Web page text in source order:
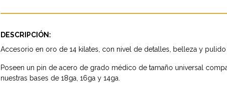
DESCRIPCIÓN:
Accesorio en oro de 14 kilates, con nivel de detalles, belleza y
Poseen un pin de acero de grado médico de tamaño universal
nuestras bases de 18ga, 16ga y 14ga.